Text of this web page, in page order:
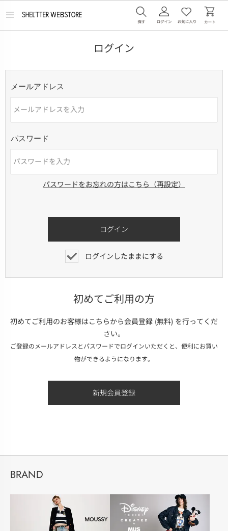
メ
ログイン
メールアドレス
パスワード
パスワードをお忘れの方はこちら（再設定）
ログインしたままにする
初めてご利用の方
初めてご利用のお客様はこちらから会員登録 (無料) を行ってくだ
さい。
ご登録のメールアドレスとパスワードでログインいただくと、便利にお買い
物ができるようになります。
BRAND